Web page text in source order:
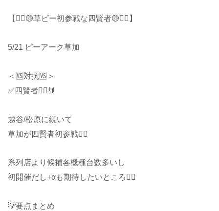
【🧙‍♂️🟡草ピー初参戦な四賢者🟡🧙‍♂️】
5/21 ピーアーク草加
＜🆚対抗🆚＞
✅四賢者🧙‍♂️🔰
越谷/松原に続いて
草加が四賢者初参戦🧙‍♂️
系列店より候補各機種台数多いし
初開催だし+αも期待したいところ🙆‍♂️
💡要点まとめ